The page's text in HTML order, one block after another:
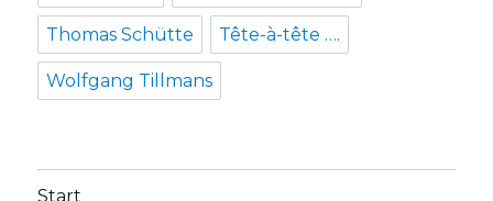
Thomas Schütte Tête-à-tête ….
Wolfgang Tillmans
Start